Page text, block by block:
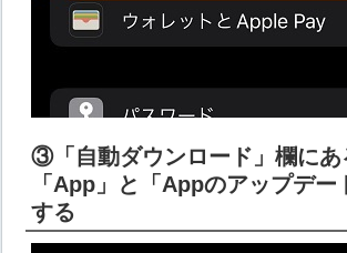
③「自動ダウンロード」欄にあ
「App」と「Appのアップデー
する